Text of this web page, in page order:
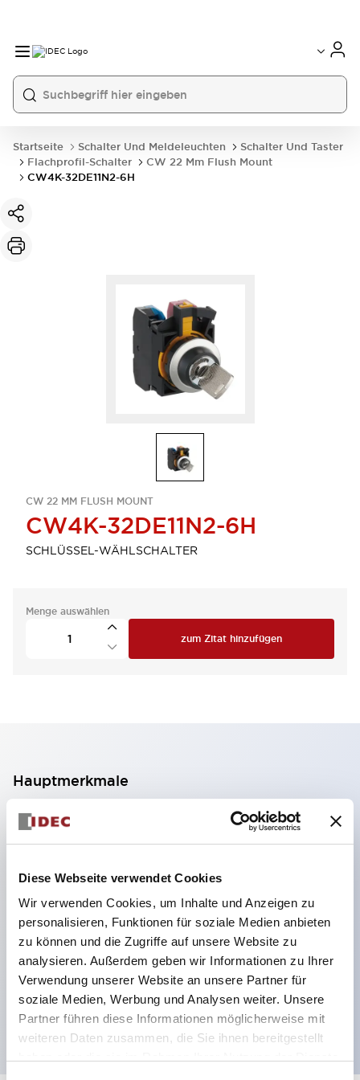
Diese Webseite verwendet Cookies
Wir verwenden Cookies, um Inhalte und Anzeigen zu
personalisieren, Funktionen für soziale Medien anbieten
zu können und die Zugriffe auf unsere Website zu
analysieren. Außerdem geben wir Informationen zu Ihrer
Verwendung unserer Website an unsere Partner für
soziale Medien, Werbung und Analysen weiter. Unsere
Partner führen diese Informationen möglicherweise mit
weiteren Daten zusammen, die Sie ihnen bereitgestellt
Startseite Schalter Und Meldeleuchten
Schalter Und Taster
Flachprofil-Schalter
CW 22 Mm Flush Mount
CW4K-32DE11N2-6H
CW 22 MM FLUSH MOUNT
CW4K-32DE11N2-6H
SCHLÜSSEL-WÄHLSCHALTER
Menge auswählen
zum Zitat hinzufügen
Hauptmerkmale
2-Kontakt-Block mit 2 Stufen, ermöglicht eine 4-
Kontakt-Konfiguration (Gewährleistung der
Isolierung zwischen den 2 Kontakten).
59,9 mm (※ 22-stufiger Kontaktblock).
Platzsparendes Design möglich.
Sicherheitsstruktur der 3. Generation: 2-Aktions-
Freisetzung, integrierter Schutz, IP20-
Fingerschutzstruktur